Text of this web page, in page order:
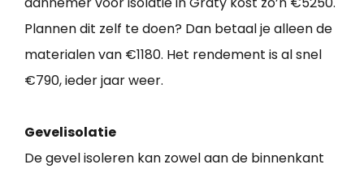
Plannen dit zelf te doen? Dan betaal je alleen de
materialen van €1180. Het rendement is al snel
€790, ieder jaar weer.
Gevelisolatie
De gevel isoleren kan zowel aan de binnenkant